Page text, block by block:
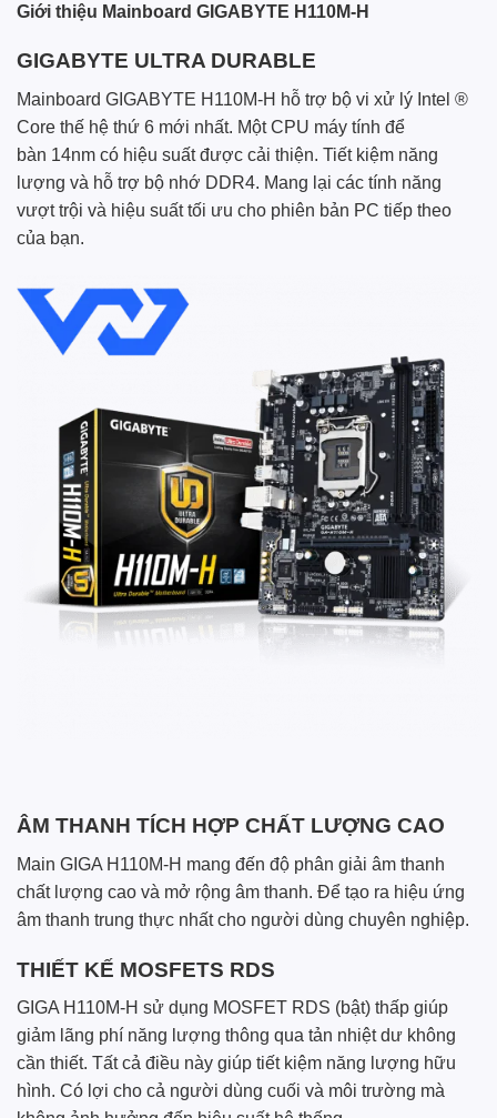
Giới thiệu Mainboard GIGABYTE H110M-H
GIGABYTE ULTRA DURABLE
Mainboard GIGABYTE H110M-H hỗ trợ bộ vi xử lý Intel ®
Core thế hệ thứ 6 mới nhất. Một CPU máy tính để
bàn 14nm có hiệu suất được cải thiện. Tiết kiệm năng
lượng và hỗ trợ bộ nhớ DDR4. Mang lại các tính năng
vượt trội và hiệu suất tối ưu cho phiên bản PC tiếp theo
của bạn.
ÂM THANH TÍCH HỢP CHẤT LƯỢNG CAO
Main GIGA H110M-H mang đến độ phân giải âm thanh
chất lượng cao và mở rộng âm thanh. Để tạo ra hiệu ứng
âm thanh trung thực nhất cho người dùng chuyên nghiệp.
THIẾT KẾ MOSFETS RDS
GIGA H110M-H sử dụng MOSFET RDS (bật) thấp giúp
giảm lãng phí năng lượng thông qua tản nhiệt dư không
cần thiết. Tất cả điều này giúp tiết kiệm năng lượng hữu
hình. Có lợi cho cả người dùng cuối và môi trường mà